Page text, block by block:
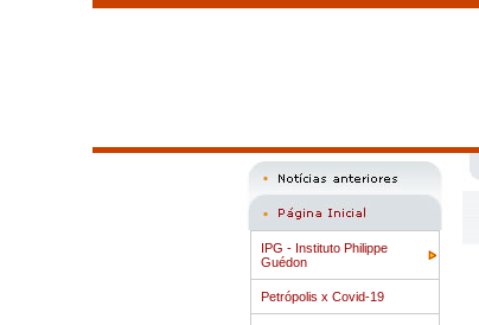
IPG - Instituto Philippe
Guédon
Petrópolis x Covid-19